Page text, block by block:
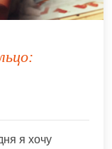
я хочу